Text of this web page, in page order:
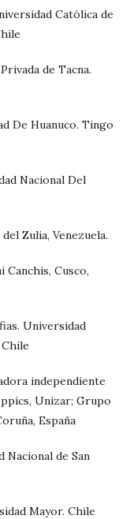
Católica de
de Tacna.
De Huanuco. Tingo
Nacional Del
Zulia, Venezuela.
Canchis, Cusco,
Universidad
independiente
Unizar; Grupo
España
de San
Mayor. Chile